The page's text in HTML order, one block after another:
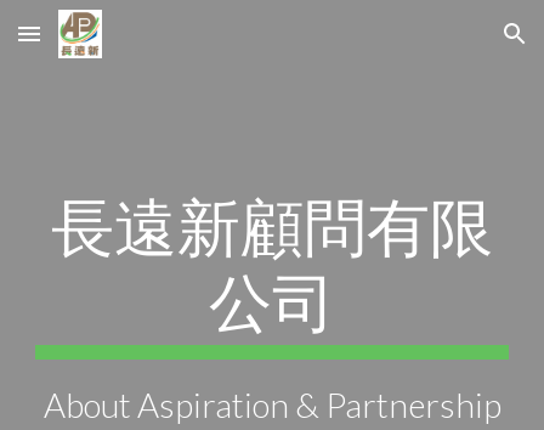
Skip to main content Skip to navigation
長遠新顧問有限
公司
About Aspiration & Partnership